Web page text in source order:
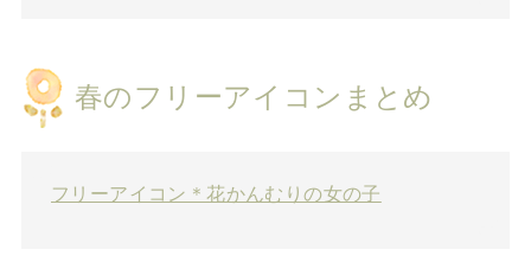
春のフリーアイコンまとめ
フリーアイコン＊花かんむりの女の子